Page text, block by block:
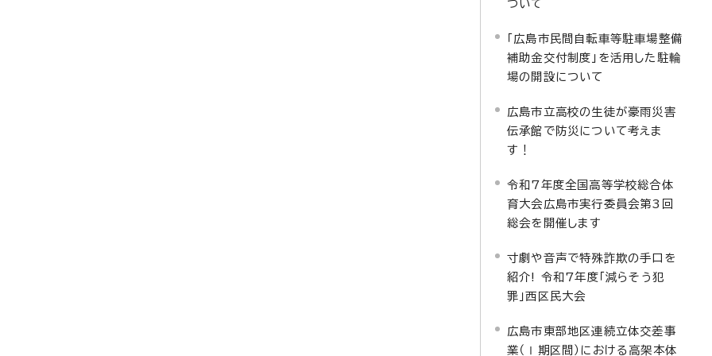
ついて
「広島市民間自転車等駐車場整備
補助金交付制度」を活用した駐輪
場の開設について
広島市立高校の生徒が豪雨災害
伝承館で防災について考えま
す！
令和7年度全国高等学校総合体
育大会広島市実行委員会第3回
総会を開催します
寸劇や音声で特殊詐欺の手口を
紹介! 令和7年度「減らそう犯
罪」西区民大会
広島市東部地区連続立体交差事
業（Ⅰ期区間）における高架本体